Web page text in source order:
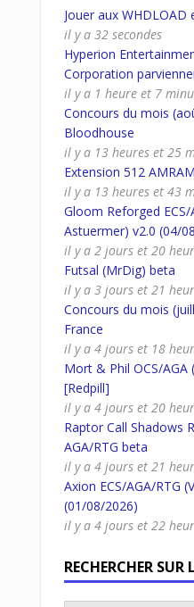
Jouer aux WHDLOAD
il y a 32 secondes
Hyperion
Corporation
il y a 1 heure et 7
Concours du mois
Bloodhouse
il y a 13 heures et 25
Extension 512
il y a 13 heures et 43
Gloom Reforged ECS/
Astuermer) v2.0 (04/
il y a 2 jours et 20
Futsal (MrDig) beta
il y a 3 jours et 21
Concours du mois
France
il y a 4 jours et 18
Mort & Phil OCS/
[Redpill]
il y a 4 jours et 20
Raptor Call Shadows
AGA/RTG beta
il y a 4 jours et 21
Axion ECS/AGA/RTG
(01/08/2026)
il y a 4 jours et 22
RECHERCHER SUR